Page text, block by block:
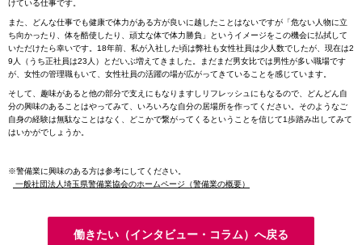
けている仕事です。
また、どんな仕事でも健康で体力がある方が良いに越したことはないですが「危ない人物に立
ち向かったり、体を酷使したり、頑丈な体で体力勝負」というイメージをこの機会に払拭して
いただけたら幸いです。18年前、私が入社した頃は弊社も女性社員は少人数でしたが、現在は2
9人（うち正社員は23人）とだいぶ増えてきました。まだまだ男女比では男性が多い職場です
が、女性の管理職もいて、女性社員の活躍の場が広がってきていることを感じています。
そして、趣味があると他の部分で支えにもなりますしリフレッシュにもなるので、どんどん自
分の興味のあることはやってみて、いろいろな自分の居場所を作ってください。そのようなご
自身の経験は無駄なことはなく、どこかで繋がってくるということを信じて1歩踏み出してみて
はいかがでしょうか。
※警備業に興味のある方は参考にしてください。
一般社団法人埼玉県警備業協会のホームページ（警備業の概要）
働きたい（インタビュー・コラム）へ戻る